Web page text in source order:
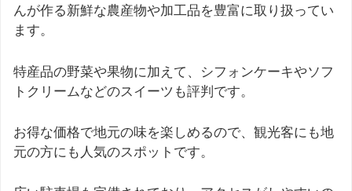
んが作る新鮮な農産物や加工品を豊富に取り扱ってい
ます。
特産品の野菜や果物に加えて、シフォンケーキやソフ
トクリームなどのスイーツも評判です。
お得な価格で地元の味を楽しめるので、観光客にも地
元の方にも人気のスポットです。